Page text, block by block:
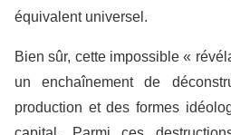
équivalent universel.
Bien sûr, cette impossible «
un enchaînement de
production et des formes